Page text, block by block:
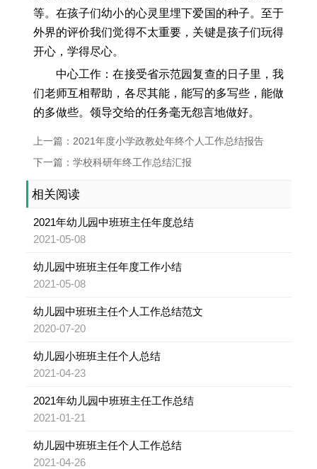
等。在孩子们幼小的心灵里埋下爱国的种子。至于
外界的评价我们觉得不太重要，关键是孩子们玩得
开心，学得尽心。
中心工作：在接受省示范园复查的日子里，我
们老师互相帮助，各尽其能，能写的多写些，能做
的多做些。领导交给的任务毫无怨言地做好。
上一篇：2021年度小学政教处年终个人工作总结报告
下一篇：学校科研年终工作总结汇报
相关阅读
2021年幼儿园中班班主任年度总结
2021-05-08
幼儿园中班班主任年度工作小结
2021-05-08
幼儿园中班班主任个人工作总结范文
2020-07-20
幼儿园小班班主任个人总结
2021-04-23
2021年幼儿园中班班主任工作总结
2021-01-21
幼儿园中班班主任个人工作总结
2021-04-26